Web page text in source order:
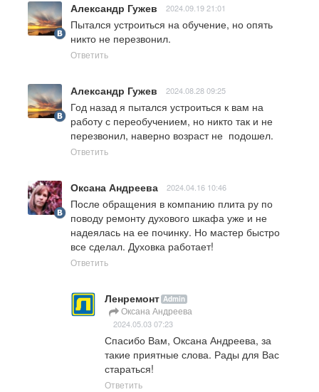
Александр Гужев 2024.09.19 21:01
Пытался устроиться на обучение, но опять
никто не перезвонил.
Ответить
Александр Гужев 2024.08.28 09:25
Год назад я пытался устроиться к вам на
работу с переобучением, но никто так и не
перезвонил, наверно возраст не  подошел.
Ответить
Оксана Андреева 2024.04.16 10:46
После обращения в компанию плита ру по
поводу ремонту духового шкафа уже и не
надеялась на ее починку. Но мастер быстро
все сделал. Духовка работает!
Ответить
Ленремонт Admin
Оксана Андреева
2024.05.03 07:23
Спасибо Вам, Оксана Андреева, за
такие приятные слова. Рады для Вас
стараться!
Ответить